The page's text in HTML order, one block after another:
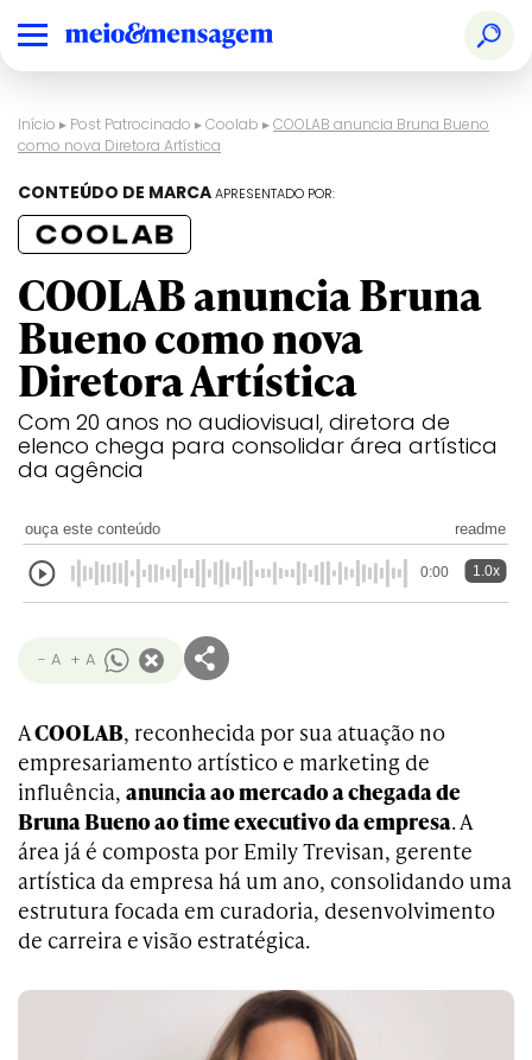
Início ▸ Post Patrocinado ▸Coolab ▸COOLAB anuncia Bruna Bueno
como nova Diretora Artística
CONTEÚDO DE MARCAAPRESENTADO POR:
COOLAB anuncia Bruna
Bueno como nova
Diretora Artística
Com 20 anos no audiovisual, diretora de
elenco chega para consolidar área artística
da agência
ouça este conteúdo readme
0:00 1.0x
- A + A
ACOOLAB, reconhecida por sua atuação no
empresariamento artístico e marketing de
influência, anuncia ao mercado a chegada de
Bruna Bueno ao time executivo da empresa. A
área já é composta por Emily Trevisan, gerente
artística da empresa há um ano, consolidando uma
estrutura focada em curadoria, desenvolvimento
de carreira e visão estratégica.